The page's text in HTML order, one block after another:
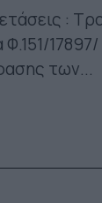
:
Φ.151/
των...